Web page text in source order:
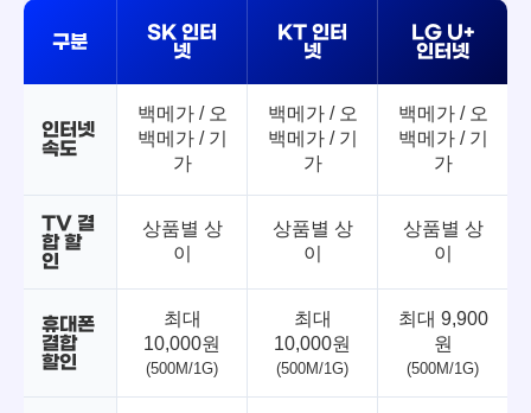
구분
SK 인터
넷
KT 인터
넷
LG U+
인터넷
인터넷
속도
백메가 / 오
백메가 / 기
가
백메가 / 오
백메가 / 기
가
백메가 / 오
백메가 / 기
가
TV 결
합 할
인
상품별 상
이
상품별 상
이
상품별 상
이
휴대폰
결합
할인
최대
10,000원
(500M/1G)
최대
10,000원
(500M/1G)
최대 9,900
원
(500M/1G)